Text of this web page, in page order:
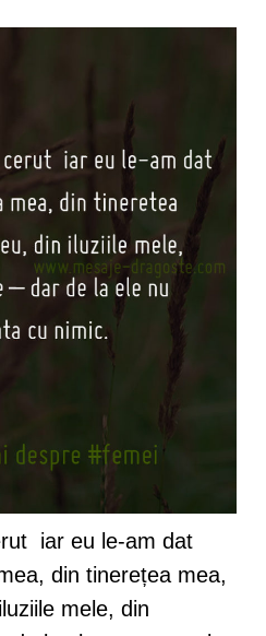
iar eu le-am dat
din tinerețea mea,
mele, din